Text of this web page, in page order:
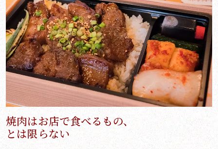
焼肉はお店で食べるもの、
とは限らない